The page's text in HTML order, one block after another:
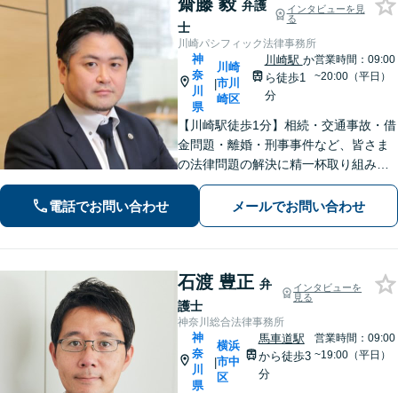
弁護
士
インタビューを見
る
川崎パシフィック法律事務所
神
奈
川
県
|
川崎
市川
崎区
川崎駅 か
ら徒歩1
分
営業時間：09:00
~20:00（平日）
【川崎駅徒歩1分】相続・交通事故・借
金問題・離婚・刑事事件など、皆さま
の法律問題の解決に精一杯取り組みま
す。持ち前のバイタリティとフットワ
ークの軽さに自信あり。費用の負担を
最小限にするよう努めています。【地
電話でお問い合わせ メールでお問い合わせ
石渡 豊正 弁
護士
インタビューを
見る
神奈川総合法律事務所
神
奈
川
県
|
横浜
市中
区
馬車道駅
から徒歩3
分
営業時間：09:00
~19:00（平日）